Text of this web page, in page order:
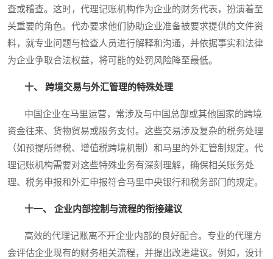
查或稽查。这时，代理记账机构作为企业的财务代表，扮演着至
关重要的角色。代办要求他们协助企业准备被要求提供的文件资
料，就专业问题与检查人员进行解释和沟通，并依据事实和法律
为企业争取合法权益，将可能的处罚风险降至最低。
十、 跨境交易与外汇管理的特殊处理
中国企业在马里运营，常涉及与中国总部或其他国家的跨境
资金往来、货物贸易或服务支付。这些交易涉及复杂的税务处理
（如预提所得税、增值税跨境机制）和马里的外汇管制规定。代
理记账机构需要对这些特殊业务有深刻理解，确保相关账务处
理、税务申报和外汇申报符合马里中央银行和税务部门的规定。
十一、 企业内部控制与流程的衔接建议
高效的代理记账离不开企业内部的良好配合。专业的代理方
会评估企业现有的财务相关流程，并提出改进建议。例如，设计